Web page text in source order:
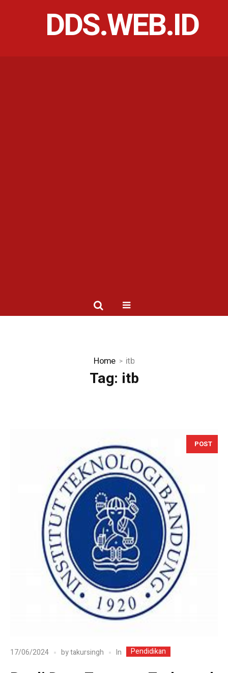
DDS.WEB.ID
Home itb
Tag: itb
POST
17/06/2024 bytakursingh In Pendidikan